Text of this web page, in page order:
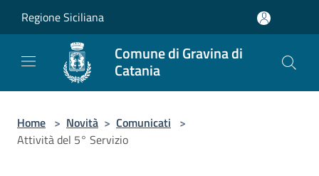
Regione Siciliana
Comune di Gravina di
Catania
Home > Novità > Comunicati >
Attività del 5° Servizio